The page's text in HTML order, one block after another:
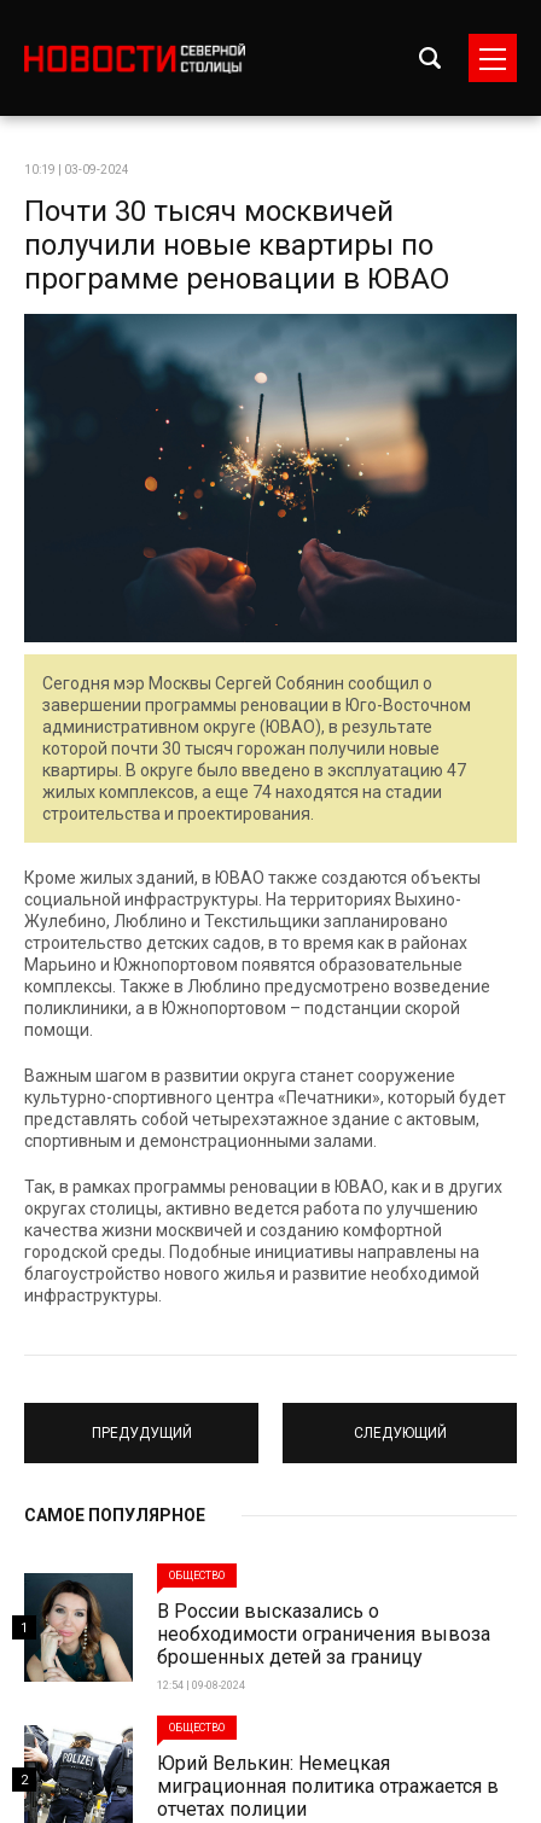
10:19 | 03-09-2024
Почти 30 тысяч москвичей
получили новые квартиры по
программе реновации в ЮВАО
Сегодня мэр Москвы Сергей Собянин сообщил о
завершении программы реновации в Юго-Восточном
административном округе (ЮВАО), в результате
которой почти 30 тысяч горожан получили новые
квартиры. В округе было введено в эксплуатацию 47
жилых комплексов, а еще 74 находятся на стадии
строительства и проектирования.
Кроме жилых зданий, в ЮВАО также создаются объекты
социальной инфраструктуры. На территориях Выхино-
Жулебино, Люблино и Текстильщики запланировано
строительство детских садов, в то время как в районах
Марьино и Южнопортовом появятся образовательные
комплексы. Также в Люблино предусмотрено возведение
поликлиники, а в Южнопортовом – подстанции скорой
помощи.
Важным шагом в развитии округа станет сооружение
культурно-спортивного центра «Печатники», который будет
представлять собой четырехэтажное здание с актовым,
спортивным и демонстрационными залами.
Так, в рамках программы реновации в ЮВАО, как и в других
округах столицы, активно ведется работа по улучшению
качества жизни москвичей и созданию комфортной
городской среды. Подобные инициативы направлены на
благоустройство нового жилья и развитие необходимой
инфраструктуры.
ПРЕДУДУЩИЙ СЛЕДУЮЩИЙ
САМОЕ ПОПУЛЯРНОЕ
ОБЩЕСТВО
В России высказались о
необходимости ограничения вывоза
брошенных детей за границу
12:54 | 09-08-2024
1
ОБЩЕСТВО
Юрий Велькин: Немецкая
миграционная политика отражается в
отчетах полиции
2